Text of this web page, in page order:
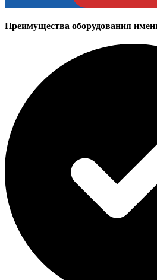
Преимущества оборудования